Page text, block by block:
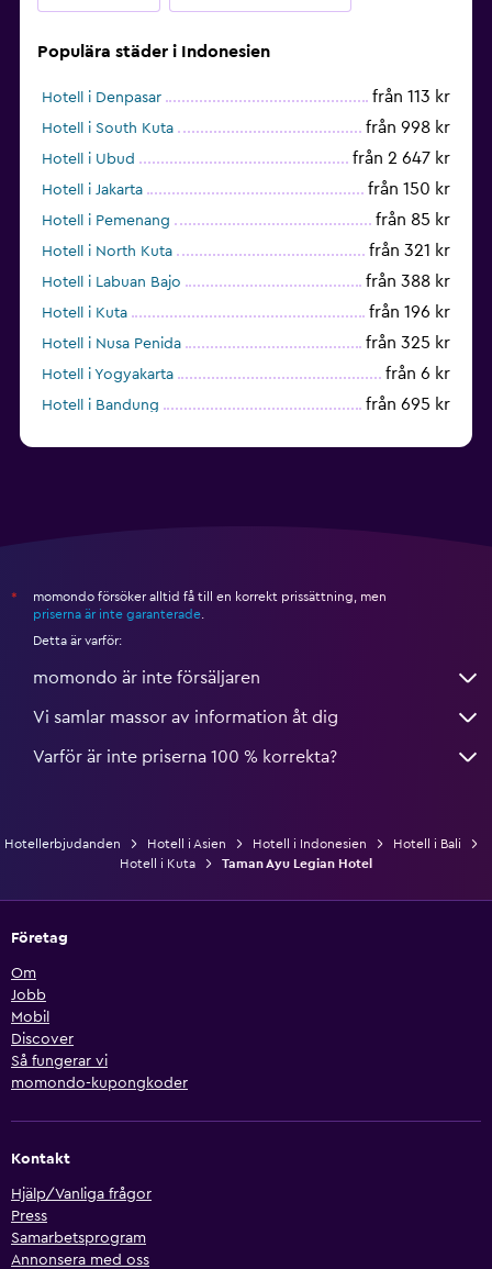
Populära städer i Indonesien
Hotell i Denpasar från 113 kr
Hotell i South Kuta från 998 kr
Hotell i Ubud från 2 647 kr
Hotell i Jakarta från 150 kr
Hotell i Pemenang från 85 kr
Hotell i North Kuta från 321 kr
Hotell i Labuan Bajo från 388 kr
Hotell i Kuta från 196 kr
Hotell i Nusa Penida från 325 kr
Hotell i Yogyakarta från 6 kr
Hotell i Bandung från 695 kr
*
momondo försöker alltid få till en korrekt prissättning, men
priserna är inte garanterade
Detta är varför:
momondo är inte försäljaren
Vi samlar massor av information åt dig
Varför är inte priserna 100 % korrekta?
Hotellerbjudanden Hotell i Asien Hotell i Indonesien
Hotell i Bali
Hotell i Kuta
Taman Ayu Legian Hotel
Företag
Om
Jobb
Mobil
Discover
Så fungerar vi
momondo-kupongkoder
Kontakt
Hjälp/Vanliga frågor
Press
Samarbetsprogram
Annonsera med oss